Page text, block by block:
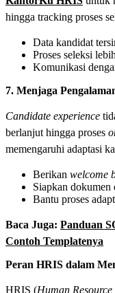
hingga tracking proses
Data kandidat
Proses seleksi
Komunikasi
7. Menjaga
Candidate experience
berlanjut hingga proses
memengaruhi adaptasi
Berikan welcome
Siapkan dokumen
Bantu proses
Baca Juga: Panduan
Contoh Templatenya
Peran HRIS dalam
HRIS (Human